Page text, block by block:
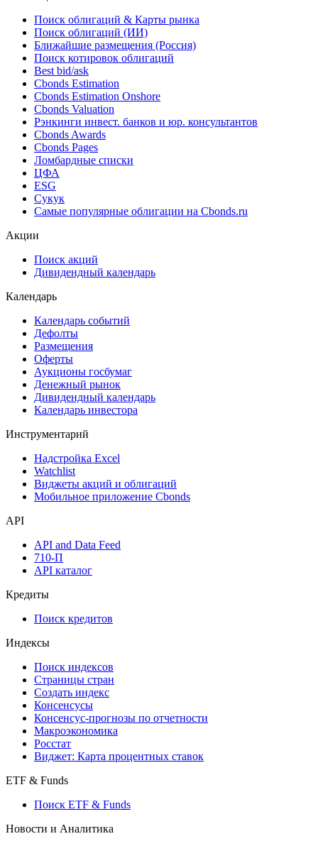
Облигации
Поиск облигаций & Карты рынка
Поиск облигаций (ИИ)
Ближайшие размещения (Россия)
Поиск котировок облигаций
Best bid/ask
Cbonds Estimation
Cbonds Estimation Onshore
Cbonds Valuation
Рэнкинги инвест. банков и юр. консультантов
Cbonds Awards
Cbonds Pages
Ломбардные списки
ESG
Самые популярные облигации на Cbonds.ru
Дивидендный календарь
Календарь
Календарь событий
Дефолты
Размещения
Оферты
Аукционы госбумаг
Денежный рынок
Календарь инвестора
Инструментарий
Надстройка Excel
Мобильное приложение Cbonds
API
API and Data Feed
API каталог
Кредиты
Поиск кредитов
Индексы
Поиск индексов
Страницы стран
Создать индекс
Консенсусы
Консенсус-прогнозы по отчетности
Макроэкономика
Виджет: Карта процентных ставок
ETF & Funds